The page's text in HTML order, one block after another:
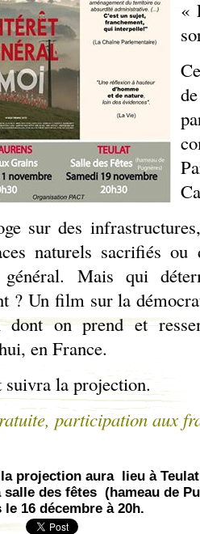
«
sur des
naturels sacrifiés
général. Mais qui
? Un film sur la
dont on prend et
en France.
suivra la projection.
participation aux
la projection aura lieu à
salle des fêtes (hameau de
16 décembre à 20h.